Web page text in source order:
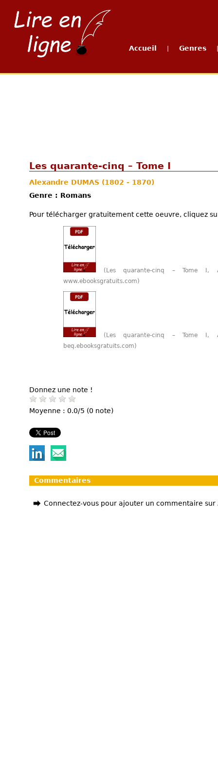
Accueil Genres
Les quarante-cinq – Tome I
Alexandre DUMAS (1802 - 1870)
Genre : Romans
Pour télécharger gratuitement cette oeuvre, cliquez
(Les quarante-cinq – Tome I,
www.ebooksgratuits.com)
(Les quarante-cinq – Tome I,
beq.ebooksgratuits.com)
Donnez une note !
Moyenne : 0.0/5 (0 note)
Commentaires
Connectez-vous pour ajouter un commentaire sur